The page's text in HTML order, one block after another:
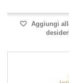
Aggiungi